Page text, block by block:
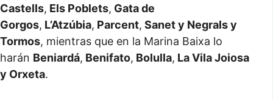
Castells, Els Poblets, Gata de
Gorgos, L’Atzúbia, Parcent, Sanet y Negrals y
Tormos, mientras que en la Marina Baixa lo
harán Beniardá, Benifato, Bolulla, La Vila Joiosa
y Orxeta.